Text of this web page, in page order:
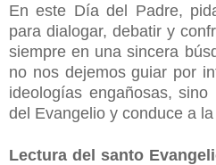
En este Día del Padre,
para dialogar, debatir y
siempre en una sincera
no nos dejemos guiar por
ideologías engañosas,
del Evangelio y conduce a
Lectura del santo